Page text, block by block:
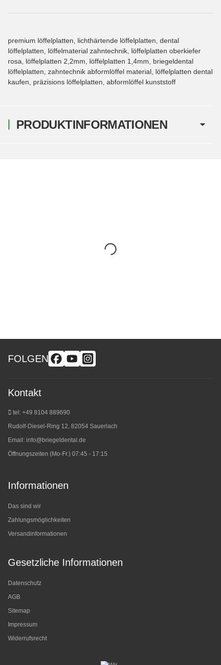
PRODUKTINFORMATIONEN
premium löffelplatten, lichthärtende löffelplatten, dental
löffelplatten, löffelmaterial zahntechnik, löffelplatten oberkiefer
rosa, löffelplatten 2,2mm, löffelplatten 1,4mm, briegeldental
löffelplatten, zahntechnik abformlöffel material, löffelplatten dental
kaufen, präzisions löffelplatten, abformlöffel kunststoff
FOLGEN
Kontakt
tel: +49 8104 889690
Rudolf-Diesel-Ring 12, 82054 Sauerlach
Email: info@briegeldental.de
Öffnungszeiten (Mo-Fr.) 07:45 - 17:15
Informationen
Das sind wir
Zahlungsmöglichkeiten
Versandinformationen
Gesetzliche Informationen
Datenschutz
AGB
Sitemap
Impressum
Widerrufsrecht